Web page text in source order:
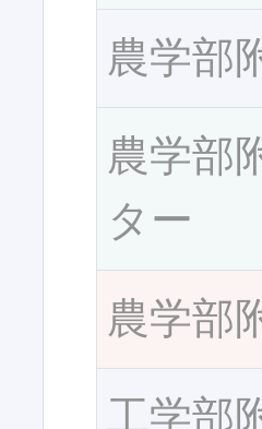
農学部
農学部
ター
農学部
工学部